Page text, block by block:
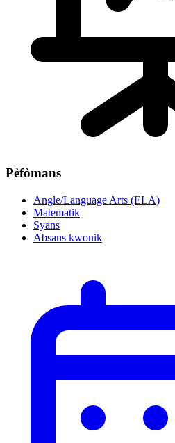
Pèfòmans
Angle/Language Arts (ELA)
Matematik
Syans
Absans kwonik